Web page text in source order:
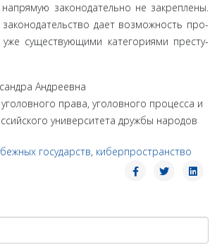
законодательно не закреплены.
законодательство дает возможность про­
существующими категориями престу­
Андреевна
права, уголовного процесса и
университета дружбы народов
государств, киберпространство